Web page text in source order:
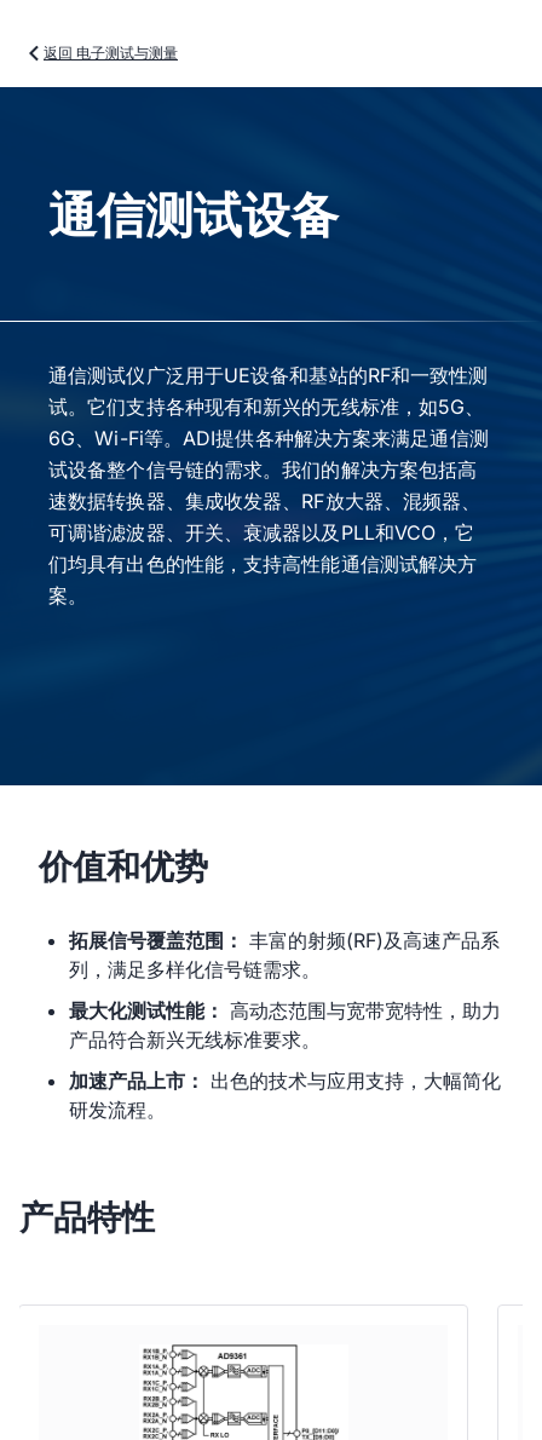
返回 电子测试与测量
通信测试设备
通信测试仪广泛用于UE设备和基站的RF和一致性测
试。它们支持各种现有和新兴的无线标准，如5G、
6G、Wi-Fi等。ADI提供各种解决方案来满足通信测
试设备整个信号链的需求。我们的解决方案包括高
速数据转换器、集成收发器、RF放大器、混频器、
可调谐滤波器、开关、衰减器以及PLL和VCO，它
们均具有出色的性能，支持高性能通信测试解决方
案。
价值和优势
拓展信号覆盖范围： 丰富的射频(RF)及高速产品系
列，满足多样化信号链需求。
最大化测试性能： 高动态范围与宽带宽特性，助力
产品符合新兴无线标准要求。
加速产品上市： 出色的技术与应用支持，大幅简化
研发流程。
产品特性